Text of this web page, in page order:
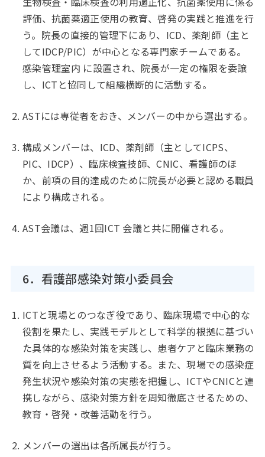
評価、抗菌薬適正使用の教育、啓発の実践と推進を行
う。院長の直接的管理下にあり、ICD、薬剤師（主と
してIDCP/PIC）が中心となる専門家チームである。
感染管理室内 に設置され、院長が一定の権限を委譲
し、ICTと協同して組織横断的に活動する。
ASTには専従者をおき、メンバーの中から選出する。
構成メンバーは、ICD、薬剤師（主としてICPS、
PIC、IDCP）、臨床検査技師、CNIC、看護師のほ
か、前項の目的達成のために院長が必要と認める職員
により構成される。
AST会議は、週1回ICT 会議と共に開催される。
6．看護部感染対策小委員会
ICTと現場とのつなぎ役であり、臨床現場で中心的な
役割を果たし、実践モデルとして科学的根拠に基づい
た具体的な感染対策を実践し、患者ケアと臨床業務の
質を向上させるよう活動する。また、現場での感染症
発生状況や感染対策の実態を把握し、ICTやCNICと連
携しながら、感染対策方針を周知徹底させるための、
教育・啓発・改善活動を行う。
メンバーの選出は各所属長が行う。